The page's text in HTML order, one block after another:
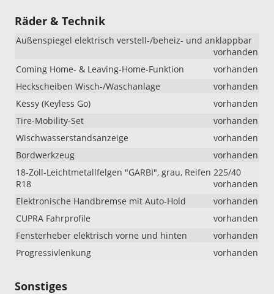
Räder & Technik
Außenspiegel elektrisch verstell-/beheiz- und anklappbar
vorhanden
Coming Home- & Leaving-Home-Funktion
vorhanden
Heckscheiben Wisch-/Waschanlage
vorhanden
Kessy (Keyless Go)
vorhanden
Tire-Mobility-Set
vorhanden
Wischwasserstandsanzeige
vorhanden
Bordwerkzeug
vorhanden
18-Zoll-Leichtmetallfelgen "GARBI", grau, Reifen 225/40
R18
vorhanden
Elektronische Handbremse mit Auto-Hold
vorhanden
CUPRA Fahrprofile
vorhanden
Fensterheber elektrisch vorne und hinten
vorhanden
Progressivlenkung
vorhanden
Sonstiges